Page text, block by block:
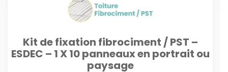
Kit de fixation fibrociment / PST –
ESDEC – 1 X 10 panneaux en portrait ou
paysage